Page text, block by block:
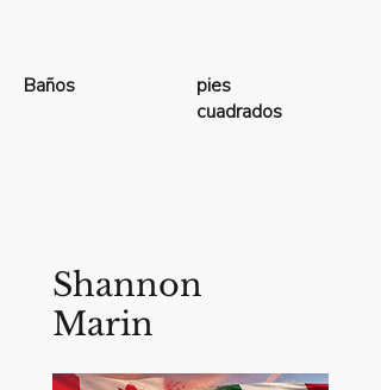
Baños
pies
cuadrados
Shannon
Marin